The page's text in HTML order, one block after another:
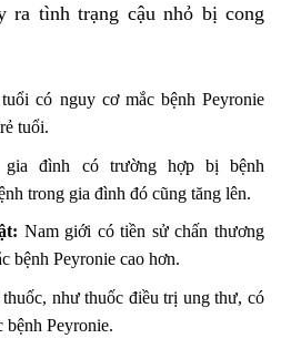
ra tình trạng cậu nhỏ bị cong
có nguy cơ mắc bệnh Peyronie
tuổi.
đình có trường hợp bị bệnh
trong gia đình đó cũng tăng lên.
Nam giới có tiền sử chấn thương
bệnh Peyronie cao hơn.
như thuốc điều trị ung thư, có
bệnh Peyronie.